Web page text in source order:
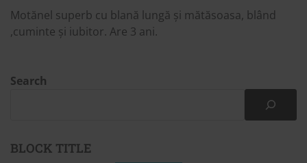
Motănel superb cu blană lungă și mătăsoasa, blând
,cuminte și iubitor. Are 3 ani.
Search
BLOCK TITLE